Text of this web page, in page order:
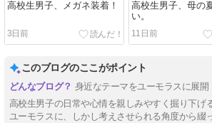
高校生男子、メガネ装着！
3日前
高校生男子、母の
い。
11日前
このブログのここがポイント
身近なテーマをユーモラスに展開
高校生男子の日常や心情を親しみやすく掘り下げ
ユーモラスに、しかし考えさせられる角度から綴